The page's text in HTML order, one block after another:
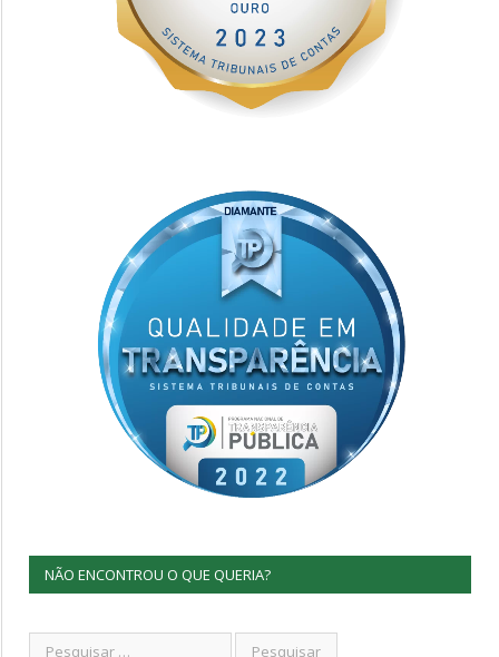
NÃO ENCONTROU O QUE QUERIA?